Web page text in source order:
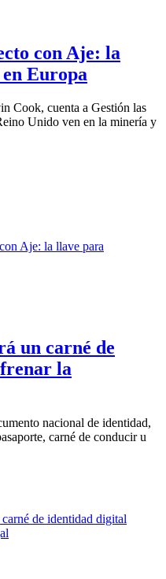
con Aje: la
Europa
Cook, cuenta a Gestión las
Unido ven en la minería y
un carné de
la
nacional de identidad,
carné de conducir u